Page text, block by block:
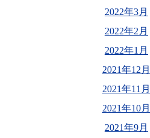
2022年3月
2022年2月
2022年1月
2021年12月
2021年11月
2021年10月
2021年9月